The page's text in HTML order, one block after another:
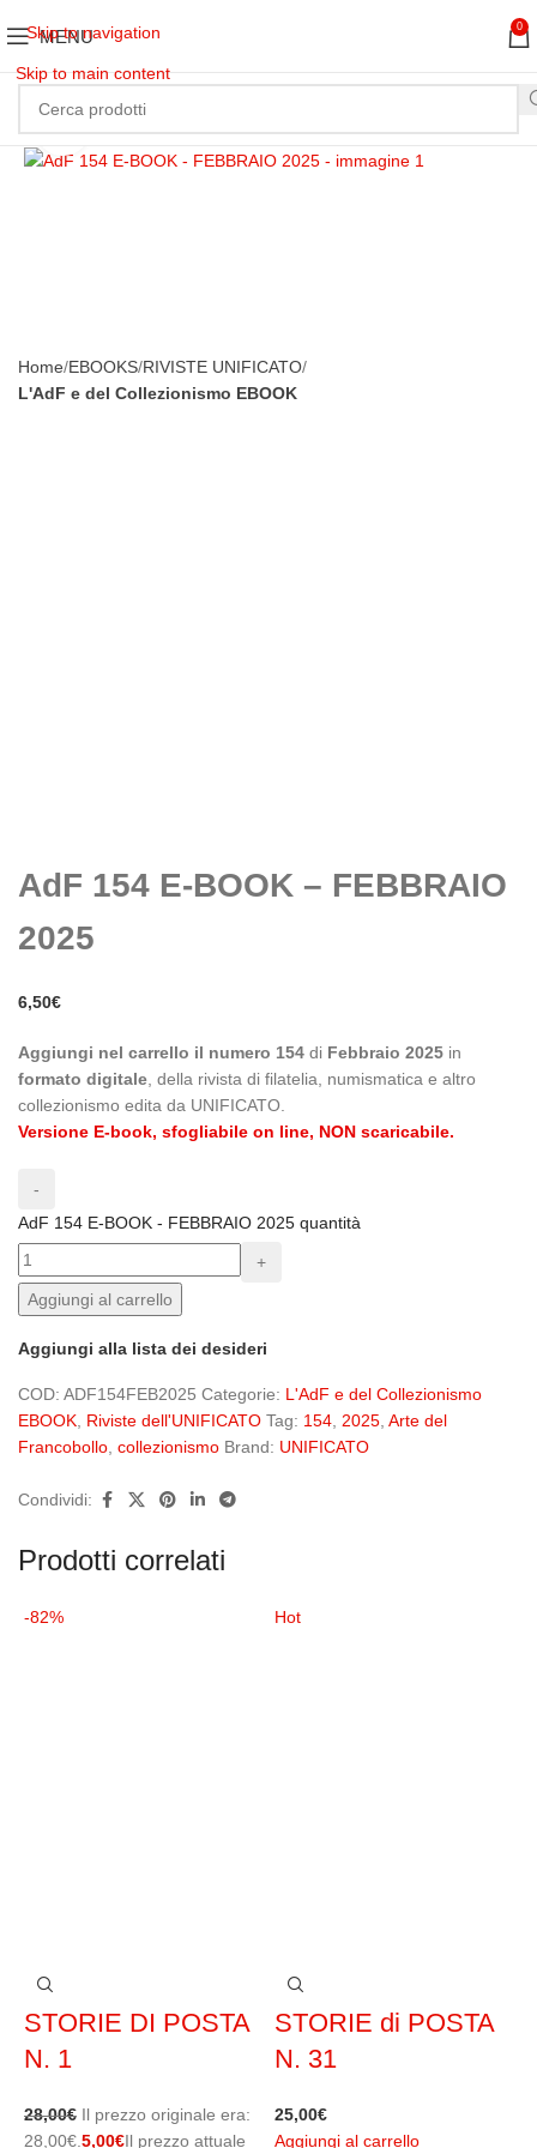
Skip to navigation
Skip to main content
MENU 0
Clicca per ingrandire
Home EBOOKS RIVISTE UNIFICATO
L'AdF e del Collezionismo EBOOK
AdF 154 E-BOOK – FEBBRAIO
2025
6,50€
Aggiungi nel carrello il numero 154 di Febbraio 2025 in
formato digitale , della rivista di filatelia, numismatica e altro
collezionismo edita da UNIFICATO.
Versione E-book, sfogliabile on line, NON scaricabile.
AdF 154 E-BOOK - FEBBRAIO 2025 quantità
Aggiungi al carrello
Aggiungi alla lista dei desideri
COD: ADF154FEB2025 Categorie: L'AdF e del Collezionismo
EBOOK Riviste dell'UNIFICATO Tag: 154 2025 Arte del
Francobollo collezionismo Brand: UNIFICATO
Condividi:
Prodotti correlati
-82%
STORIE DI POSTA
N. 1
28,00€ Il prezzo originale era:
28,00€.5,00€Il prezzo attuale
Hot
STORIE di POSTA
N. 31
25,00€
Aggiungi al carrello